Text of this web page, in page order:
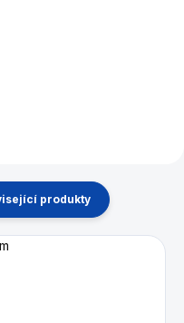
produkty